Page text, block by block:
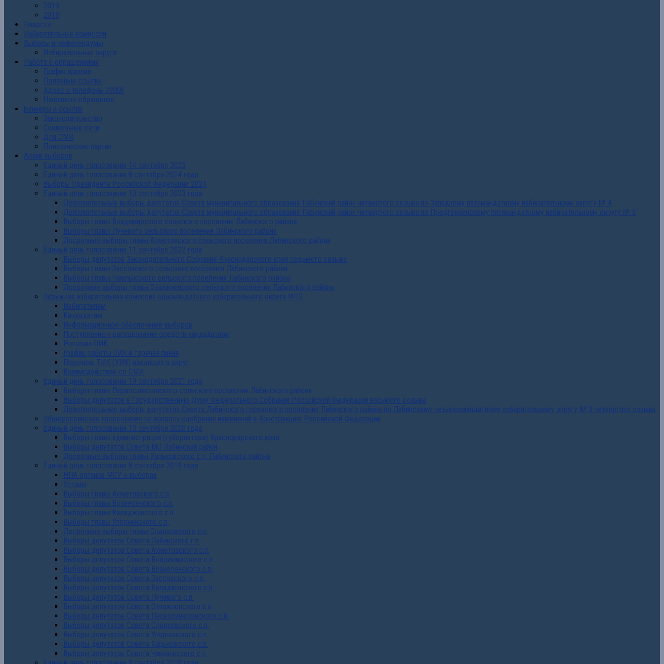
2019
2018
Новости
Избирательные комиссии
Выборы и референдумы
Избирательные округа
Работа с обращениями
График приема
Полезные ссылки
Адрес и телефоны ИККК
Направить обращение
Баннеры и ссылки
Законодательство
Социальные сети
Для СМИ
Политические партии
Архив выборов
Единый день голосования 14 сентября 2025
Единый день голосования 8 сентября 2024 года
Выборы Президента Российской Федерации 2024
Единый день голосования 10 сентября 2023 года
Дополнительные выборы депутатов Совета муниципального образования Лабинский район четвертого созыва по Западному пятимандатному избирательному округу № 4
Дополнительные выборы депутатов Совета муниципального образования Лабинский район четвертого созыва по Предгорненскому пятимандатному избирательному округу № 5
Выборы главы Владимирского сельского поселения Лабинского района
Выборы главы Лучевого сельского поселения Лабинского района
Досрочные выборы главы Ахметовского сельского поселения Лабинского района
Единый день голосования 11 сентября 2022 года
Выборы депутатов Законодательного Собрания Краснодарского края седьмого созыва
Выборы главы Зассовского сельского поселения Лабинского района
Выборы главы Чамлыкского сельского поселения Лабинского района
Досрочные выборы главы Отважненского сельского поселения Лабинского района
Окружная избирательная комиссия одномандатного избирательного округа №12
Избирателям
Кандидатам
Информационное обеспечение выборов
Поступление и расходование средств кандидатами
Решения ОИК
График работы ОИК и горячая линия
Перечень ТИК (УИК) входящих в округ
Взаимодействие со СМИ
Единый день голосования 19 сентября 2021 года
Выборы главы Первосинюхинского сельского поселения Лабинского района
Выборы депутатов в Государственную Думу Федерального Собрания Российской Федерации восьмого созыва
Дополнительные выборы депутатов Совета Лабинского городского поселения Лабинского района по Лабинскому четырехмандатному избирательному округу № 3 четвертого созыва
Общероссийское голосование по вопросу одобрения изменений в Конструкцию Российской Федерации
Единый день голосования 13 сентября 2020 года
Выборы главы администрации (губернатора) Краснодарского края
Выборы депутатов Совета МО Лабинский район
Досрочные выборы главы Харьковского с.п. Лабинского района
Единый день голосования 8 сентября 2019 года
НПА органов МСУ о выборах
Уставы
Выборы главы Ахметовского с.п.
Выборы главы Вознесенского с.п.
Выборы главы Каладжинского с.п.
Выборы главы Упорненского с.п.
Досрочные выборы главы Сладковского с.п.
Выборы депутатов Совета Лабинского г.п.
Выборы депутатов Совета Ахметовского с.п.
Выборы депутатов Совета Владимирского с.п.
Выборы депутатов Совета Вознесенского с.п.
Выборы депутатов Совета Зассовского с.п.
Выборы депутатов Совета Каладжинского с.п.
Выборы депутатов Совета Лучевого с.п.
Выборы депутатов Совета Отважненского с.п.
Выборы депутатов Совета Первосинюхинского с.п.
Выборы депутатов Совета Сладковского с.п.
Выборы депутатов Совета Упорненского с.п.
Выборы депутатов Совета Харьковского с.п.
Выборы депутатов Совета Чамлыкского с.п.